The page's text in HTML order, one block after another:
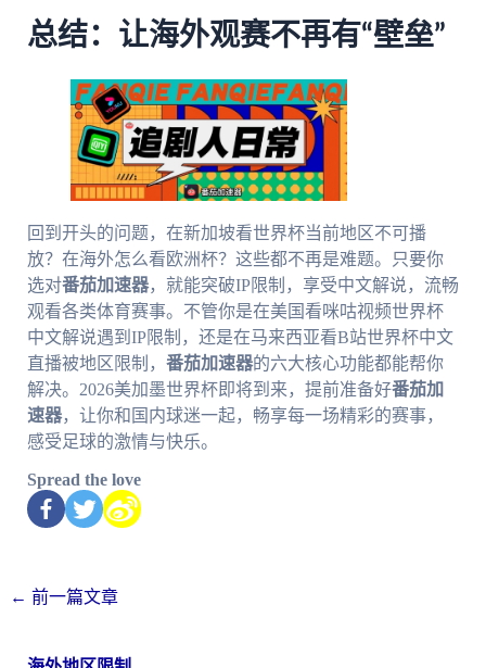
总结：让海外观赛不再有“壁垒”
回到开头的问题，在新加坡看世界杯当前地区不可播
放？在海外怎么看欧洲杯？这些都不再是难题。只要你
选对番茄加速器，就能突破IP限制，享受中文解说，流畅
观看各类体育赛事。不管你是在美国看咪咕视频世界杯
中文解说遇到IP限制，还是在马来西亚看B站世界杯中文
直播被地区限制， 番茄加速器的六大核心功能都能帮你
解决。2026美加墨世界杯即将到来，提前准备好番茄加
速器，让你和国内球迷一起，畅享每一场精彩的赛事，
感受足球的激情与快乐。
Spread the love
← 前一篇文章